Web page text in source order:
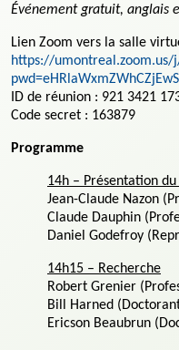
Événement gratuit, anglais
Lien Zoom vers la salle
https://umontreal.zoom.us/
ID de réunion : 921 3421
Code secret : 163879
Programme
14h – Présentation du
Jean-Claude Nazon
Claude Dauphin
Daniel Godefroy
14h15 – Recherche
Robert Grenier
Bill Harned
Ericson Beaubrun